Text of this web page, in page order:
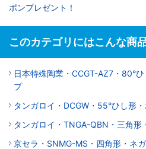
ポンプレゼント！
このカテゴリにはこんな商
日本特殊陶業・CCGT-AZ7・80°
プ
タンガロイ・DCGW・55°ひし形
タンガロイ・TNGA-QBN・三角形
京セラ・SNMG-MS・四角形・ネ